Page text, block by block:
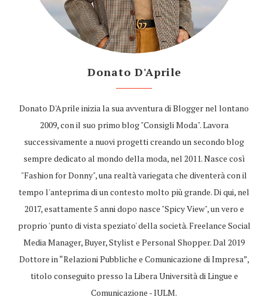
Donato D'Aprile
Donato D'Aprile inizia la sua avventura di Blogger nel lontano
2009, con il suo primo blog "Consigli Moda". Lavora
successivamente a nuovi progetti creando un secondo blog
sempre dedicato al mondo della moda, nel 2011. Nasce così
"Fashion for Donny", una realtà variegata che diventerà con il
tempo l'anteprima di un contesto molto più grande. Di qui, nel
2017, esattamente 5 anni dopo nasce "Spicy View", un vero e
proprio 'punto di vista speziato' della società. Freelance Social
Media Manager, Buyer, Stylist e Personal Shopper. Dal 2019
Dottore in “Relazioni Pubbliche e Comunicazione di Impresa”,
titolo conseguito presso la Libera Università di Lingue e
Comunicazione - IULM.